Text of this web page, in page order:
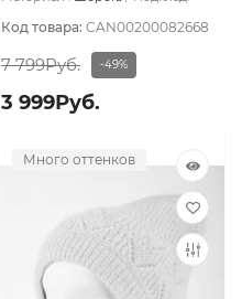
Код товара: CAN00200082668
7 799Руб. -49%
3 999Руб.
Много оттенков